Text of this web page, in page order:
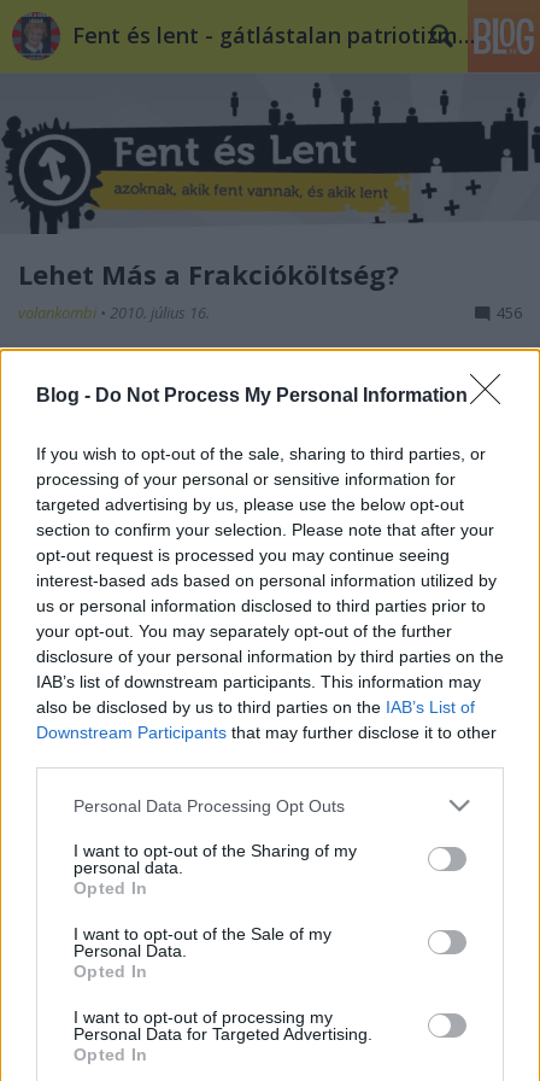
Blog - Do Not Process My Personal Information
If you wish to opt-out of the sale, sharing to third parties, or
processing of your personal or sensitive information for
targeted advertising by us, please use the below opt-out
section to confirm your selection. Please note that after your
opt-out request is processed you may continue seeing
interest-based ads based on personal information utilized by
us or personal information disclosed to third parties prior to
your opt-out. You may separately opt-out of the further
disclosure of your personal information by third parties on the
IAB’s list of downstream participants. This information may
also be disclosed by us to third parties on the IAB’s List of
Downstream Participants that may further disclose it to other
Please note that this website/app uses one or more Google
not limited to your visit or usage behaviour. You may click to
grant or deny consent to Google and its third-party tags to
use your data for below specified purposes in below Google
consent section.
Personal Data Processing Opt Outs
I want to opt-out of the Sharing of my
personal data.
Opted In
I want to opt-out of the Sale of my
Personal Data.
Opted In
I want to opt-out of processing my
Personal Data for Targeted Advertising.
Opted In
Fent és lent - gátlástalan patriotizmus
Lehet Más a Frakcióköltség?
volankombi • 2010. július 16. 456
budapesti fiatalság szokásos vidám életét élte,
frakció - persze ekkora létszámú csoport könnyedén
tud elvegyülni a tömegben, úgyhogy nem okoztak
feltűnést még úgy sem, hogy Schiffer…
A Nemzeti Együttműködési Rendszer
kilátásai
fam•2010. július 15.
FIGYELEM! A POSZT ÚN. IRÓNIÁT TARTALMAZ! „A
magyar nemzet önrendelkezésért vívott küzdelme
1956-ban egy dicsőséges, de végül vérbe fojtott
forradalommal kezdődött. A küzdelem a
rendszerváltás politikai paktumaival folytatódott és
végül szabadság helyett…
2010. július 14.
A világbajnokság alatt gyönyörűen kirajzolódott,
mennyien használják Budapestet, ha van rá
lehetőség. Tömegek ültek minden este a szabadtéri